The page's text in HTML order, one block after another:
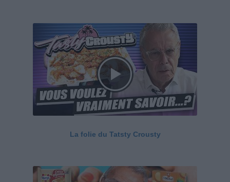
La folie du Tatsty Crousty